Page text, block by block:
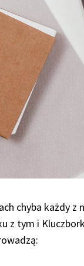
chyba każdy
z tym i